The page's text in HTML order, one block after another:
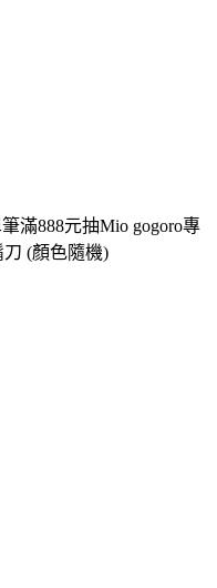
滿888元抽Mio gogoro專
(顏色隨機)